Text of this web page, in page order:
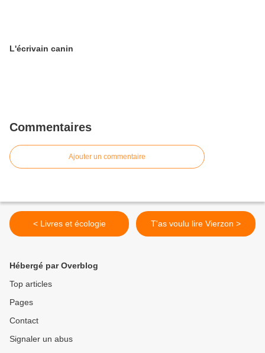
L'écrivain canin
Commentaires
Ajouter un commentaire
< Livres et écologie T'as voulu lire Vierzon >
Hébergé par Overblog
Top articles
Pages
Contact
Signaler un abus